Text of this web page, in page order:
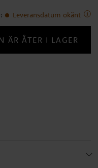
: Leveransdatum okänt
ÄR ÅTER I LAGER